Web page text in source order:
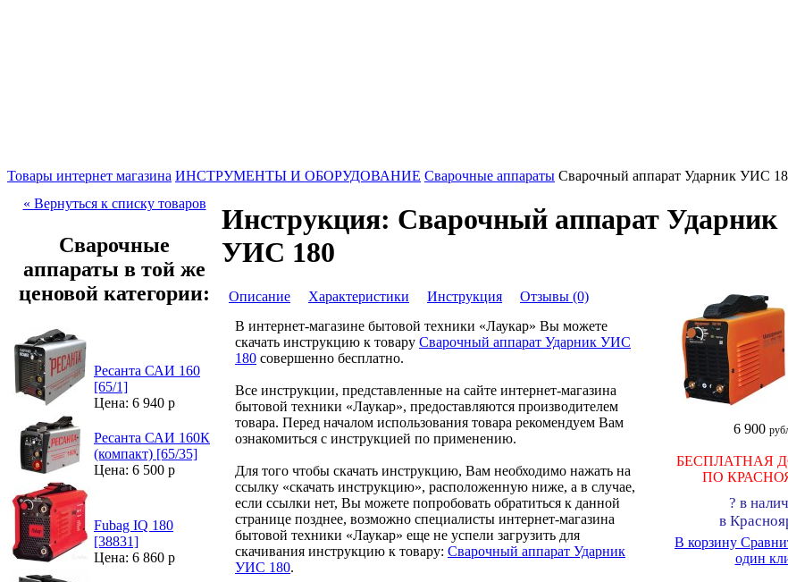
Товары интернет магазина ИНСТРУМЕНТЫ И ОБОРУДОВАНИЕ Сварочные аппараты Сварочный аппарат Ударник УИС
« Вернуться к списку товаров
Сварочные
аппараты в той же
ценовой категории:
Ресанта САИ 160
[65/1]
Цена: 6 940 р
Ресанта САИ 160К
(компакт) [65/35]
Цена: 6 500 р
Fubag IQ 180
[38831]
Цена: 6 860 р
Инструкция: Сварочный аппарат Ударник
УИС 180
6 900
БЕСПЛАТНАЯ
ПО
? в
в
В корзину
один
Описание Характеристики Инструкция
Отзывы (0)
В интернет-магазине бытовой техники «Лаукар» Вы можете
скачать инструкцию к товару Сварочный аппарат Ударник УИС
180 совершенно бесплатно.
Все инструкции, представленные на сайте интернет-магазина
бытовой техники «Лаукар», предоставляются производителем
товара. Перед началом использования товара рекомендуем Вам
ознакомиться с инструкцией по применению.
Для того чтобы скачать инструкцию, Вам необходимо нажать на
ссылку «скачать инструкцию», расположенную ниже, а в случае,
если ссылки нет, Вы можете попробовать обратиться к данной
странице позднее, возможно специалисты интернет-магазина
бытовой техники «Лаукар» еще не успели загрузить для
скачивания инструкцию к товару: Сварочный аппарат Ударник
УИС 180.